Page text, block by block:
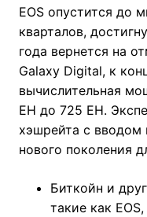
EOS опустится до
кварталов,
года вернется на
Galaxy Digital, к
вычислительная
EH до 725 EH.
хэшрейта с вводом
нового поколения
Биткойн и
такие как